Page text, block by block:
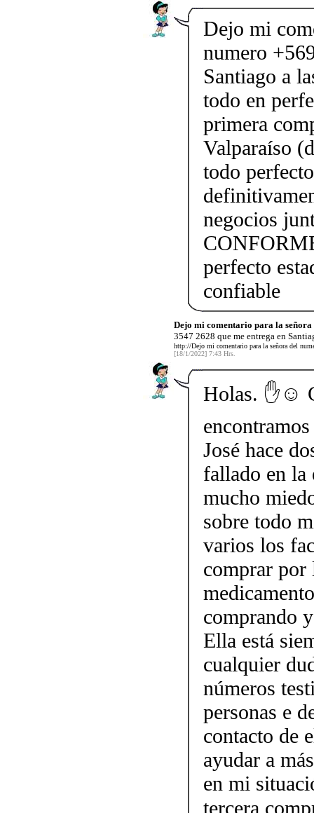
Dejo mi
numero
Santiago a
todo en
primera
Valparaíso
todo
negocios
perfecto
confiable
Dejo mi comentario para la
3547 2628 que me entrega en
http://Dejo mi comentario para la señora del
[18/1/2022] 7:43 Hrs.
Holas. ✋☺️
José hace
fallado en la
mucho
sobre todo
varios los
comprar por
comprando
Ella está
cualquier
números
personas e
contacto de
ayudar a
en mi
tercera